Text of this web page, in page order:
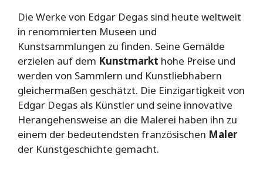
Die Werke von Edgar Degas sind heute weltweit
in renommierten Museen und
Kunstsammlungen zu finden. Seine Gemälde
erzielen auf dem Kunstmarkt hohe Preise und
werden von Sammlern und Kunstliebhabern
gleichermaßen geschätzt. Die Einzigartigkeit von
Edgar Degas als Künstler und seine innovative
Herangehensweise an die Malerei haben ihn zu
einem der bedeutendsten französischen Maler
der Kunstgeschichte gemacht.